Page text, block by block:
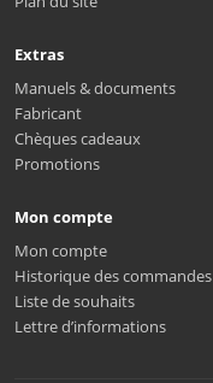
Extras
Manuels & documents
Fabricant
Chèques cadeaux
Promotions
Mon compte
Mon compte
Historique des commandes
Liste de souhaits
Lettre d’informations